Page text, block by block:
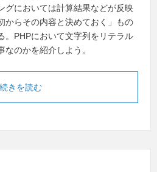
グにおいては計算結果などが反映
からその内容と決めておく」もの
。PHPにおいて文字列をリテラル
のかを紹介しよう。
続きを読む